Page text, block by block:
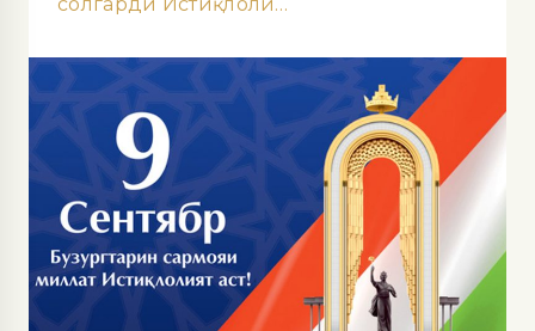
солгарди Истиқлоли…